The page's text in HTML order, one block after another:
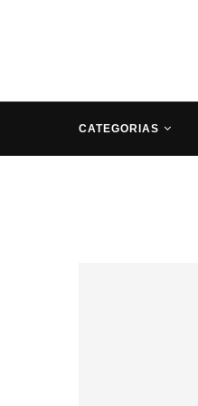
CATEGORIAS